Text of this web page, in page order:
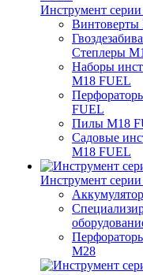
Инструмент
Винтоверты
Степлеры
Наборы
M18 FUEL
FUEL
Пилы M18
Садовые
M18 FUEL
Инструмент
M28